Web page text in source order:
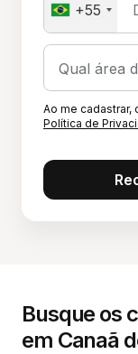
+55
Ao me cadastrar,
Política de
Busque os
em Canaã